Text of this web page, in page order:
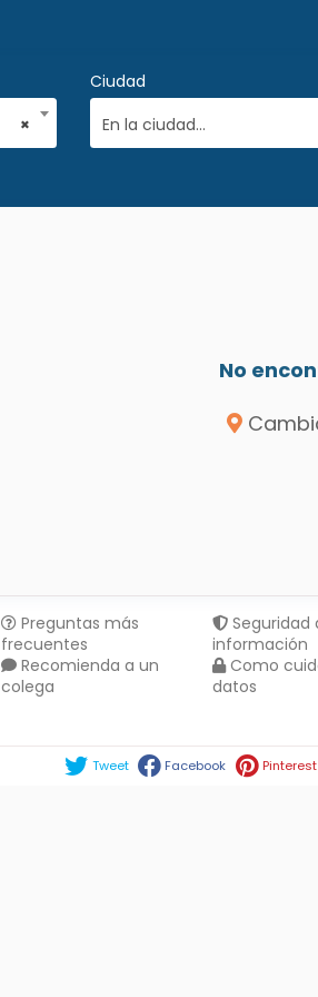
×
Ciudad
En la ciudad...
No
Preguntas más
frecuentes
Recomienda a un
colega
Seguridad
información
Como
datos
Tweet Facebook Pinterest